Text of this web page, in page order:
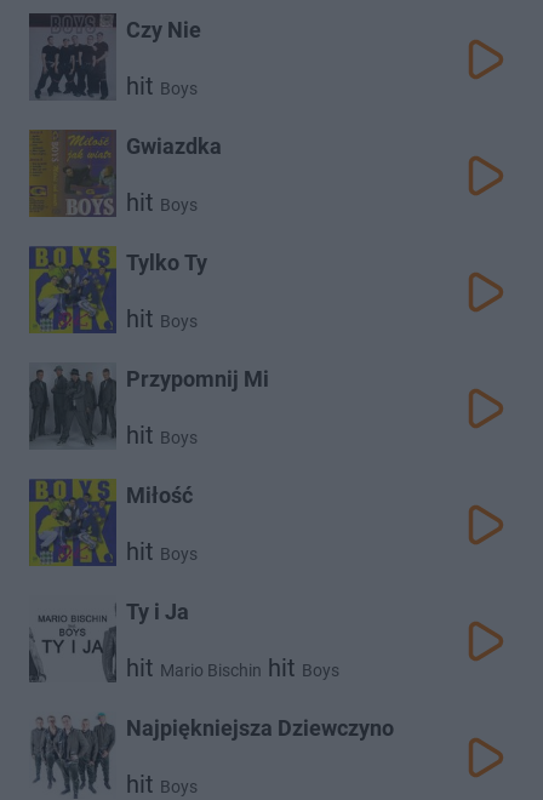
Czy Nie
hit Boys
Gwiazdka
hit Boys
Tylko Ty
hit Boys
Przypomnij Mi
hit Boys
Miłość
hit Boys
Ty i Ja
hit Mario Bischin hit Boys
Najpiękniejsza Dziewczyno
hit Boys